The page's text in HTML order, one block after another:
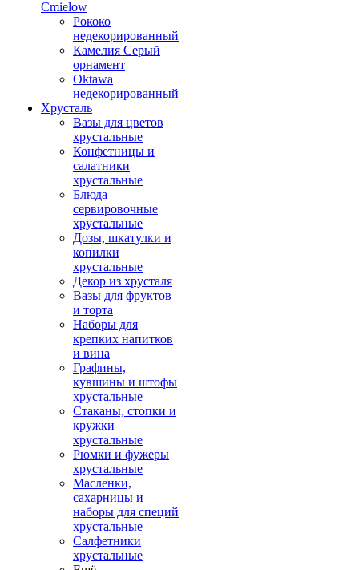
Сmielow
Рококо
недекорированный
Камелия Серый
орнамент
Oktawa
недекорированный
Хрусталь
Вазы для цветов
хрустальные
Конфетницы и
салатники
хрустальные
Блюда
сервировочные
хрустальные
Дозы, шкатулки и
копилки
хрустальные
Декор из хрусталя
Вазы для фруктов
и торта
Наборы для
крепких напитков
и вина
Графины,
кувшины и штофы
хрустальные
Стаканы, стопки и
кружки
хрустальные
Рюмки и фужеры
хрустальные
Масленки,
сахарницы и
наборы для специй
хрустальные
Салфетники
хрустальные